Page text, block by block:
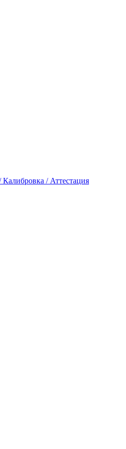
Калибровка / Аттестация